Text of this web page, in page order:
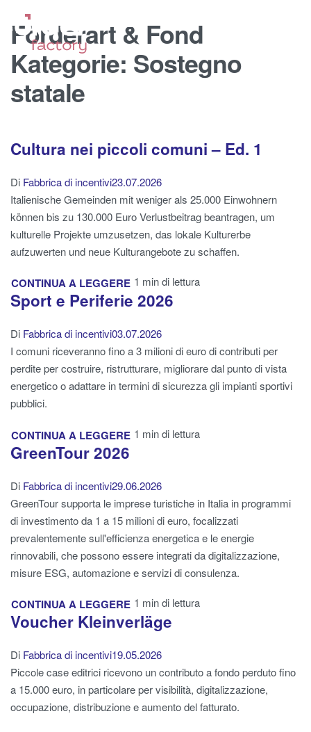
Förderart & Fond
Kategorie: Sostegno
statale
Cultura nei piccoli comuni – Ed. 1
Di Fabbrica di incentivi23.07.2026
Italienische Gemeinden mit weniger als 25.000 Einwohnern
können bis zu 130.000 Euro Verlustbeitrag beantragen, um
kulturelle Projekte umzusetzen, das lokale Kulturerbe
aufzuwerten und neue Kulturangebote zu schaffen.
CONTINUA A LEGGERE 1 min di lettura
Sport e Periferie 2026
Di Fabbrica di incentivi03.07.2026
I comuni riceveranno fino a 3 milioni di euro di contributi per
perdite per costruire, ristrutturare, migliorare dal punto di vista
energetico o adattare in termini di sicurezza gli impianti sportivi
pubblici.
CONTINUA A LEGGERE 1 min di lettura
GreenTour 2026
Di Fabbrica di incentivi29.06.2026
GreenTour supporta le imprese turistiche in Italia in programmi
di investimento da 1 a 15 milioni di euro, focalizzati
prevalentemente sull'efficienza energetica e le energie
rinnovabili, che possono essere integrati da digitalizzazione,
misure ESG, automazione e servizi di consulenza.
CONTINUA A LEGGERE 1 min di lettura
Voucher Kleinverläge
Di Fabbrica di incentivi19.05.2026
Piccole case editrici ricevono un contributo a fondo perduto fino
a 15.000 euro, in particolare per visibilità, digitalizzazione,
occupazione, distribuzione e aumento del fatturato.